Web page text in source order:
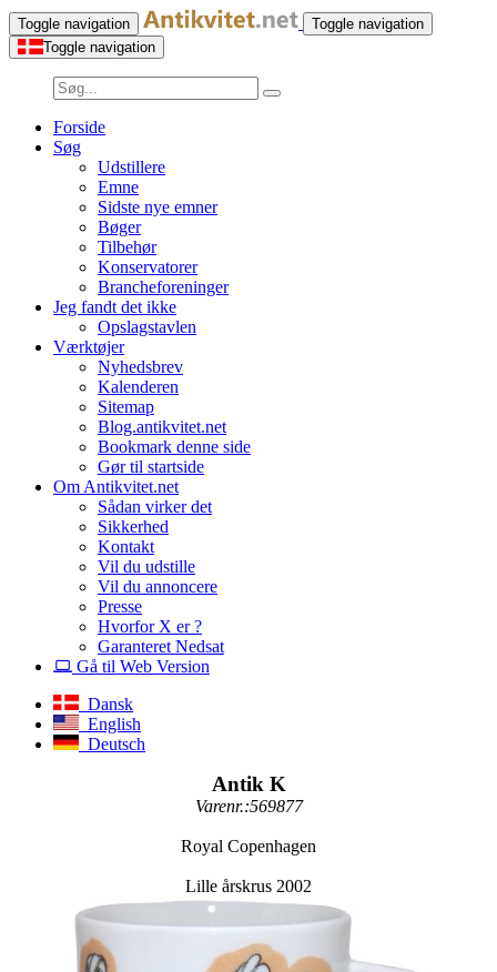
Toggle navigation
Toggle navigation
Toggle navigation
Forside
Søg
Udstillere
Emne
Sidste nye emner
Bøger
Tilbehør
Konservatorer
Brancheforeninger
Jeg fandt det ikke
Opslagstavlen
Værktøjer
Nyhedsbrev
Kalenderen
Sitemap
Blog.antikvitet.net
Bookmark denne side
Gør til startside
Om Antikvitet.net
Sådan virker det
Sikkerhed
Kontakt
Vil du udstille
Vil du annoncere
Presse
Hvorfor X er ?
Garanteret Nedsat
Gå til Web Version
Dansk
English
Deutsch
Antik K
Varenr.:569877
Royal Copenhagen
Lille årskrus 2002